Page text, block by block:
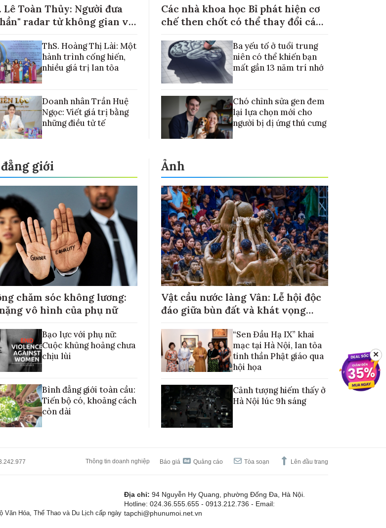
Lê Toàn Thủy: Người đưa
radar từ không gian về
ThS. Hoàng Thị Lài: Một
hành trình cống hiến,
nhiều giá trị lan tỏa
Doanh nhân Trần Huệ
Ngọc: Viết giá trị bằng
những điều tử tế
Các nhà khoa học Bỉ phát hiện cơ
chế then chốt có thể thay đổi cách
Ba yếu tố ở tuổi trung
niên có thể khiến bạn
mất gần 13 năm trí nhớ
Chó chỉnh sửa gen đem
lại lựa chọn mới cho
người bị dị ứng thú cưng
giới
chăm sóc không lương:
vô hình của phụ nữ
Bạo lực với phụ nữ:
Cuộc khủng hoảng chưa
chịu lùi
Bình đẳng giới toàn cầu:
Tiến bộ có, khoảng cách
còn dài
Ảnh
Vật cầu nước làng Vân: Lễ hội độc
đáo giữa bùn đất và khát vọng
“Sen Đầu Hạ IX” khai
mạc tại Hà Nội, lan tỏa
tinh thần Phật giáo qua
hội họa
Cảnh tượng hiếm thấy ở
Hà Nội lúc 9h sáng
Thông tin doanh nghiệp Báo giá Quảng cáo Tòa soạn Lên đầu trang
Văn Hóa, Thể Thao và Du Lịch cấp ngày
Địa chỉ: 94 Nguyễn Hy Quang, phường Đống Đa, Hà Nội.
Hotline: 024.36.555.655 - 0913.212.736 - Email:
tapchi@phunumoi.net.vn
✕